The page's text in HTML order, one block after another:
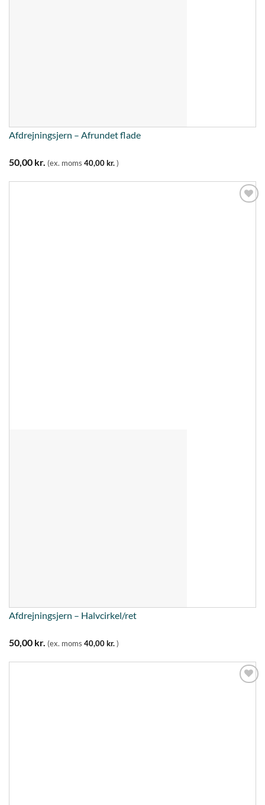
Afdrejningsjern – Afrundet flade
50,00 kr. (ex. moms 40,00kr.)
Afdrejningsjern – Halvcirkel/ret
50,00 kr. (ex. moms 40,00kr.)